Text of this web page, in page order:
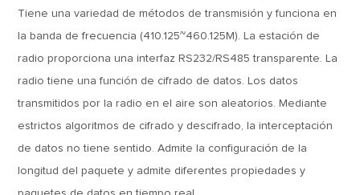
Tiene una variedad de métodos de transmisión y funciona en
la banda de frecuencia (410.125~460.125M). La estación de
radio proporciona una interfaz RS232/RS485 transparente. La
radio tiene una función de cifrado de datos. Los datos
transmitidos por la radio en el aire son aleatorios. Mediante
estrictos algoritmos de cifrado y descifrado, la interceptación
de datos no tiene sentido. Admite la configuración de la
longitud del paquete y admite diferentes propiedades y